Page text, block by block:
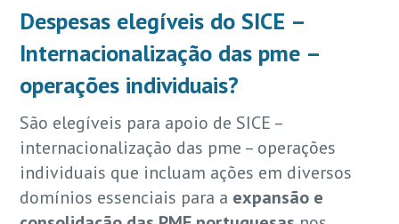
Despesas elegíveis do SICE –
Internacionalização das pme –
operações individuais?
São elegíveis para apoio de SICE –
internacionalização das pme – operações
individuais que incluam ações em diversos
domínios essenciais para a expansão e